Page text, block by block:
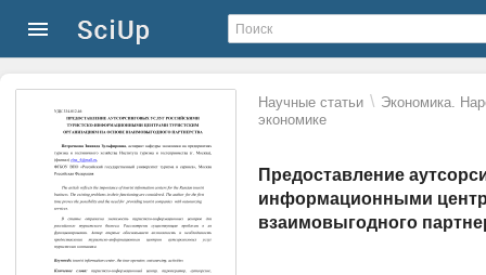
Научные статьи \ Экономика.
экономике
Предоставление
информационными
взаимовыгодного